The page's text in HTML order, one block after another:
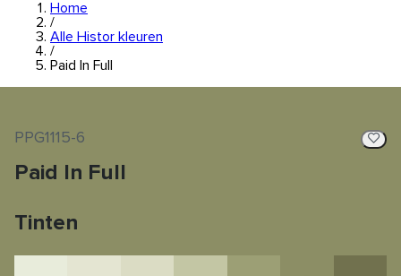
Home
/
Alle Histor kleuren
/
Paid In Full
PPG1115-6
Paid In Full
Tinten